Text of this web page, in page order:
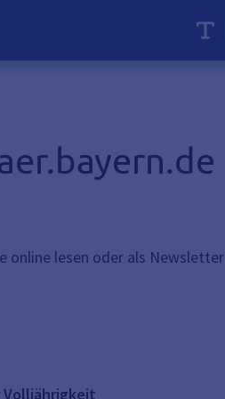
lesen oder als
Volljährigkeit